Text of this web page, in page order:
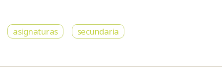
asignaturas secundaria